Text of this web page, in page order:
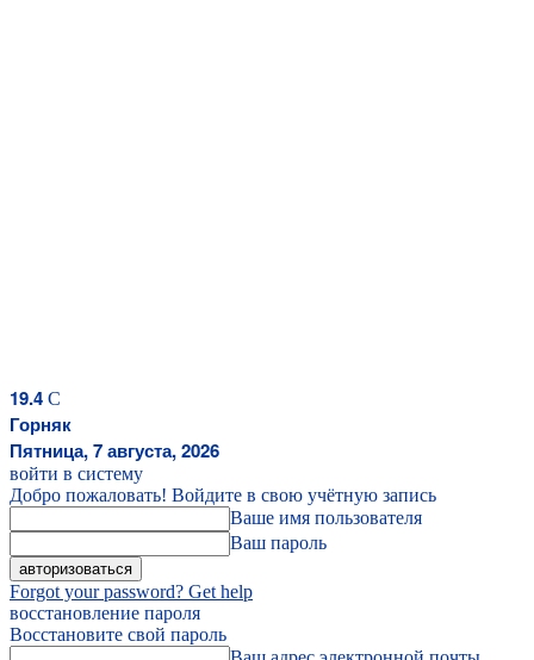
19.4 C
Горняк
Пятница, 7 августа, 2026
войти в систему
Добро пожаловать! Войдите в свою учётную запись
Ваше имя пользователя
Ваш пароль
Forgot your password? Get help
восстановление пароля
Восстановите свой пароль